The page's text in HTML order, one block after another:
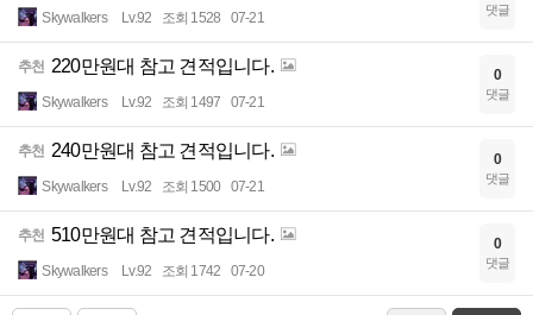
Skywalkers Lv.92 조회 1528 07-21 댓글
추천 220만원대 참고 견적입니다.
Skywalkers Lv.92 조회 1497 07-21
0
댓글
추천 240만원대 참고 견적입니다.
Skywalkers Lv.92 조회 1500 07-21
0
댓글
추천 510만원대 참고 견적입니다.
Skywalkers Lv.92 조회 1742 07-20
0
댓글